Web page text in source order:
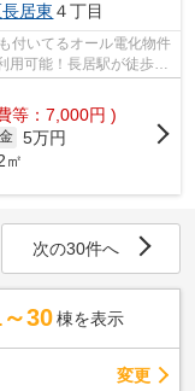
長居東 ４丁目
付いてるオール電化物件
等：7,000円 )
5万円
㎡
次の30件へ
30 棟を表示
変更